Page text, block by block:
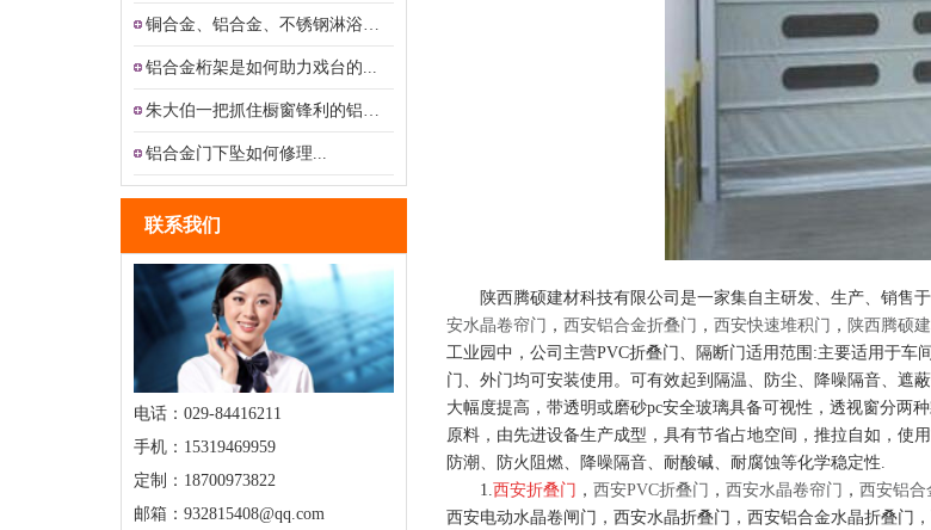
铝合金桁架是如何助力戏台的...
铝合金门下坠如何修理...
联系我们
电话：029-84416211
手机：15319469959
定制：18700973822
邮箱：932815408@qq.com
陕西腾硕建材科技有限公司是一家集自主研发、生产、销售
安水晶卷帘门 ， 西安铝合金折叠门 ， 西安快速堆积门 ， 陕西腾硕
工业园中，公司主营PVC折叠门、隔断门适用范围:主要适用于
门、外门均可安装使用。可有效起到隔温、防尘、降噪隔音、遮
大幅度提高，带透明或磨砂pc安全玻璃具备可视性，透视窗分两
原料，由先进设备生产成型，具有节省占地空间，推拉自如，使
防潮、防火阻燃、降噪隔音、耐酸碱、耐腐蚀等化学稳定性.
1. 西安折叠门 ， 西安PVC折叠门 ， 西安水晶卷帘门 ， 西安铝合
西安电动水晶卷闸门，西安水晶折叠门，西安铝合金水晶折叠门